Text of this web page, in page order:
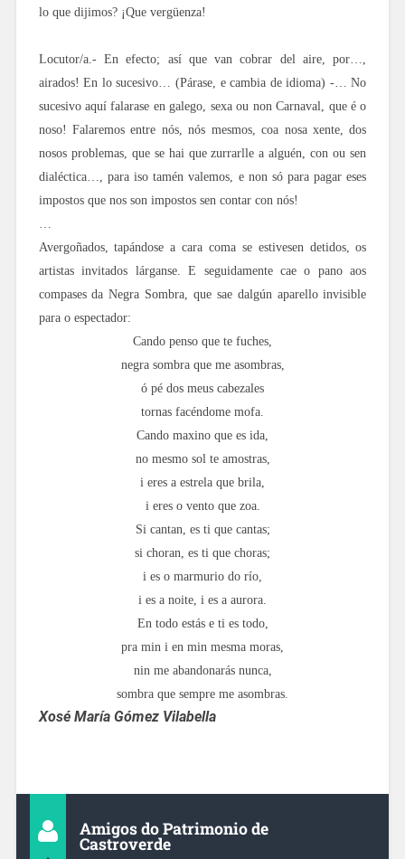
lo que dijimos? ¡Que vergüenza!
Locutor/a.- En efecto; así que van cobrar del aire, por…,
airados! En lo sucesivo… (Párase, e cambia de idioma) -… No
sucesivo aquí falarase en galego, sexa ou non Carnaval, que é o
noso! Falaremos entre nós, nós mesmos, coa nosa xente, dos
nosos problemas, que se hai que zurrarlle a alguén, con ou sen
dialéctica…, para iso tamén valemos, e non só para pagar eses
impostos que nos son impostos sen contar con nós!
…
Avergoñados, tapándose a cara coma se estivesen detidos, os
artistas invitados lárganse. E seguidamente cae o pano aos
compases da Negra Sombra, que sae dalgún aparello invisible
para o espectador:
Cando penso que te fuches,
negra sombra que me asombras,
ó pé dos meus cabezales
tornas facéndome mofa.
Cando maxino que es ida,
no mesmo sol te amostras,
i eres a estrela que brila,
i eres o vento que zoa.
Si cantan, es ti que cantas;
si choran, es ti que choras;
i es o marmurio do río,
i es a noite, i es a aurora.
En todo estás e ti es todo,
pra min i en min mesma moras,
nin me abandonarás nunca,
sombra que sempre me asombras.
Xosé María Gómez Vilabella
Amigos do Patrimonio de
Castroverde